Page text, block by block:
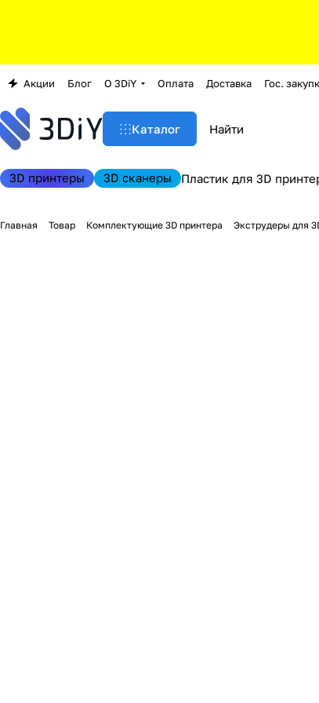
Акции Блог О 3DiY Оплата Доставка Гос.
Каталог
3D принтеры 3D сканеры Пластик для 3D
Главная Товар Комплектующие 3D принтера Экструдеры для